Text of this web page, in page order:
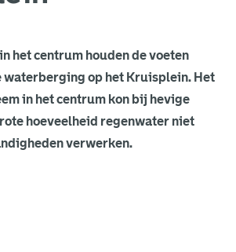
het centrum houden de voeten
waterberging op het Kruisplein. Het
in het centrum kon bij hevige
hoeveelheid regenwater niet
verwerken.